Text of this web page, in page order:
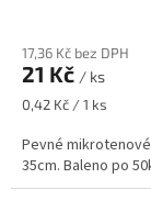
17,36 Kč bez DPH
21 Kč / ks
Měrná
0,42 Kč / 1 ks
Pevné
35cm. Baleno po